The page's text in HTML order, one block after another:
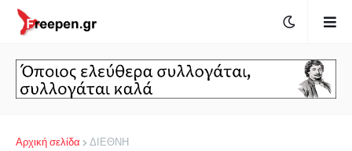
Αρχική σελίδα ΔΙΕΘΝΗ